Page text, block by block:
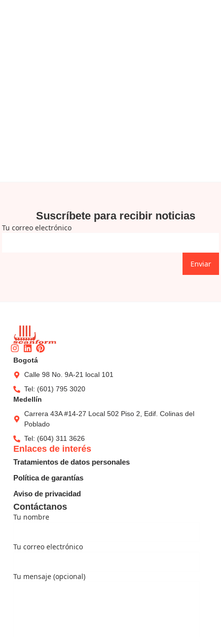
Suscríbete para recibir noticias
Tu correo electrónico
Enviar
Instagram
Linkedin
Pinterest
Bogotá
Calle 98 No. 9A-21 local 101
Tel: (601) 795 3020
Medellín
Carrera 43A #14-27 Local 502 Piso 2, Edif. Colinas del
Poblado
Tel: (604) 311 3626
Contáctanos
Tu nombre
Tu correo electrónico
Tu mensaje (opcional)
Enlaces de interés
Tratamientos de datos personales
Política de garantías
Aviso de privacidad